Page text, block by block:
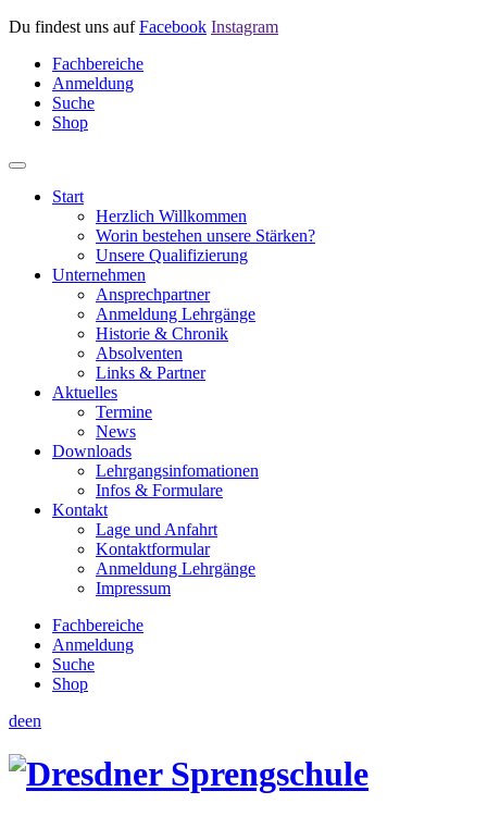
Du findest uns aufFacebook Instagram
Fachbereiche
Anmeldung
Suche
Shop
Start
Herzlich Willkommen
Worin bestehen unsere Stärken?
Unsere Qualifizierung
Unternehmen
Ansprechpartner
Anmeldung Lehrgänge
Historie & Chronik
Absolventen
Links & Partner
Aktuelles
Termine
News
Downloads
Lehrgangsinfomationen
Infos & Formulare
Kontakt
Lage und Anfahrt
Kontaktformular
Anmeldung Lehrgänge
Impressum
Fachbereiche
Anmeldung
Suche
Shop
deen